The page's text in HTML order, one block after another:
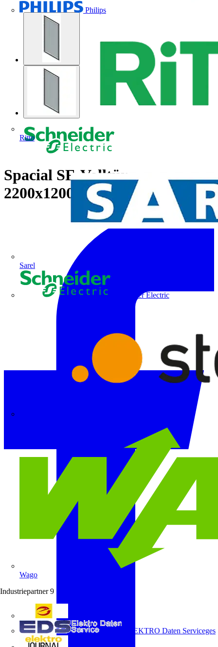
Philips
Ritto
Sarel
Schneider Electric
Wago
Industriepartner 9
ELEKTRO Daten Serviceges
Spacial SF-Volltür,
2200x1200mm